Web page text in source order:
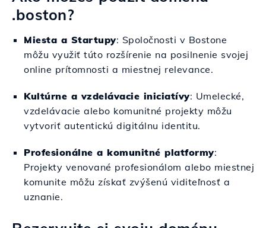
.boston?
Miesta a Startupy: Spoločnosti v Bostone
môžu využiť túto rozšírenie na posilnenie svojej
online prítomnosti a miestnej relevance.
Kultúrne a vzdelávacie iniciatívy: Umelecké,
vzdelávacie alebo komunitné projekty môžu
vytvoriť autentickú digitálnu identitu.
Profesionálne a komunitné platformy:
Projekty venované profesionálom alebo miestnej
komunite môžu získať zvýšenú viditeľnosť a
uznanie.